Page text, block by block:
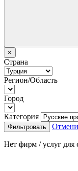
×
Страна
Регион/Область
Город
Категория
Фильтровать
Нет фирм / услуг для